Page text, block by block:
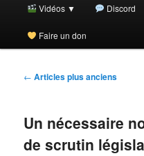
Vidéos ▼ Discord
Faire un don
Navigation
← Articles plus anciens
Un nécessaire
de scrutin